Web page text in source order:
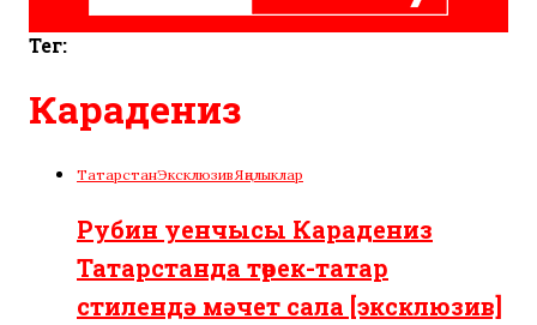
Тег:
Карадениз
ТатарстанЭксклюзивЯңалыклар
Рубин уенчысы Карадениз
Татарстанда төрек-татар
стилендә мәчет сала [эксклюзив]